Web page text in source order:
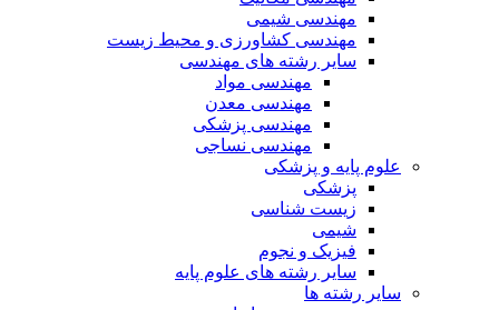
مهندسی شیمی
مهندسی کشاورزی و محیط زیست
سایر رشته های مهندسی
مهندسی مواد
مهندسی معدن
مهندسی پزشکی
مهندسی نساجی
علوم پایه و پزشکی
پزشکی
زیست شناسی
شیمی
فیزیک و نجوم
سایر رشته های علوم پایه
سایر رشته ها